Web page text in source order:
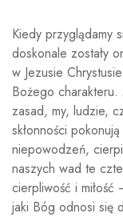
Kiedy przyglądamy
doskonale zostały
w Jezusie
Bożego charakteru.
zasad, my, ludzie,
skłonności
niepowodzeń,
naszych wad te
cierpliwość i
jaki Bóg odnosi się